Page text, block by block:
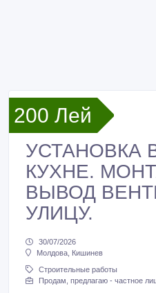
200 Лей
УСТАНОВКА
КУХНЕ.
ВЫВОД
УЛИЦУ.
30/07/2026
Молдова, Кишинев
Строительные работы
Продам, предлагаю - частное